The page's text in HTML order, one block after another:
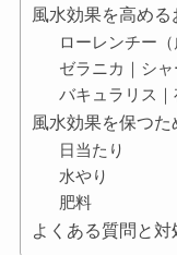
風水効果を高め
ローレンチー
ゼラニカ｜シ
バキュラリス
風水効果を保つ
日当たり
水やり
肥料
よくある質問と対